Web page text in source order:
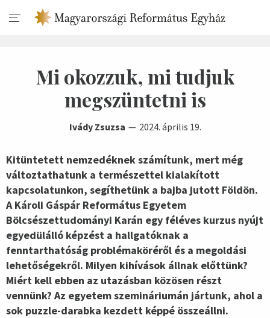
Mi okozzuk, mi tudjuk
megszüntetni is
Ivády Zsuzsa 2024. április 19.
Kitüntetett nemzedéknek számítunk, mert még
változtathatunk a természettel kialakított
kapcsolatunkon, segíthetünk a bajba jutott Földön.
A Károli Gáspár Református Egyetem
Bölcsészettudományi Karán egy féléves kurzus nyújt
egyedülálló képzést a hallgatóknak a
fenntarthatóság problémaköréről és a megoldási
lehetőségekről. Milyen kihívások állnak előttünk?
Miért kell ebben az utazásban közösen részt
vennünk? Az egyetemszemináriumán jártunk, ahol a
sok puzzle-darabka kezdett képpé összeállni.